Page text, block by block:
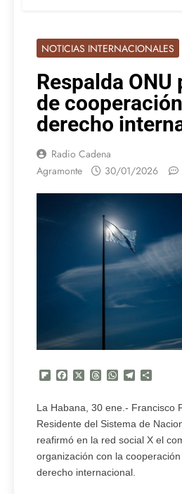
NOTICIAS INTERNACIONALES
Respalda
de
derecho
Radio Cadena
Agramonte
30/01/2026
Flipboard
Facebook
X Threads
WhatsApp
Telegram
La Habana, 30 ene.- Francisco
Residente del Sistema de
reafirmó en la red social X el
organización con la
derecho internacional.